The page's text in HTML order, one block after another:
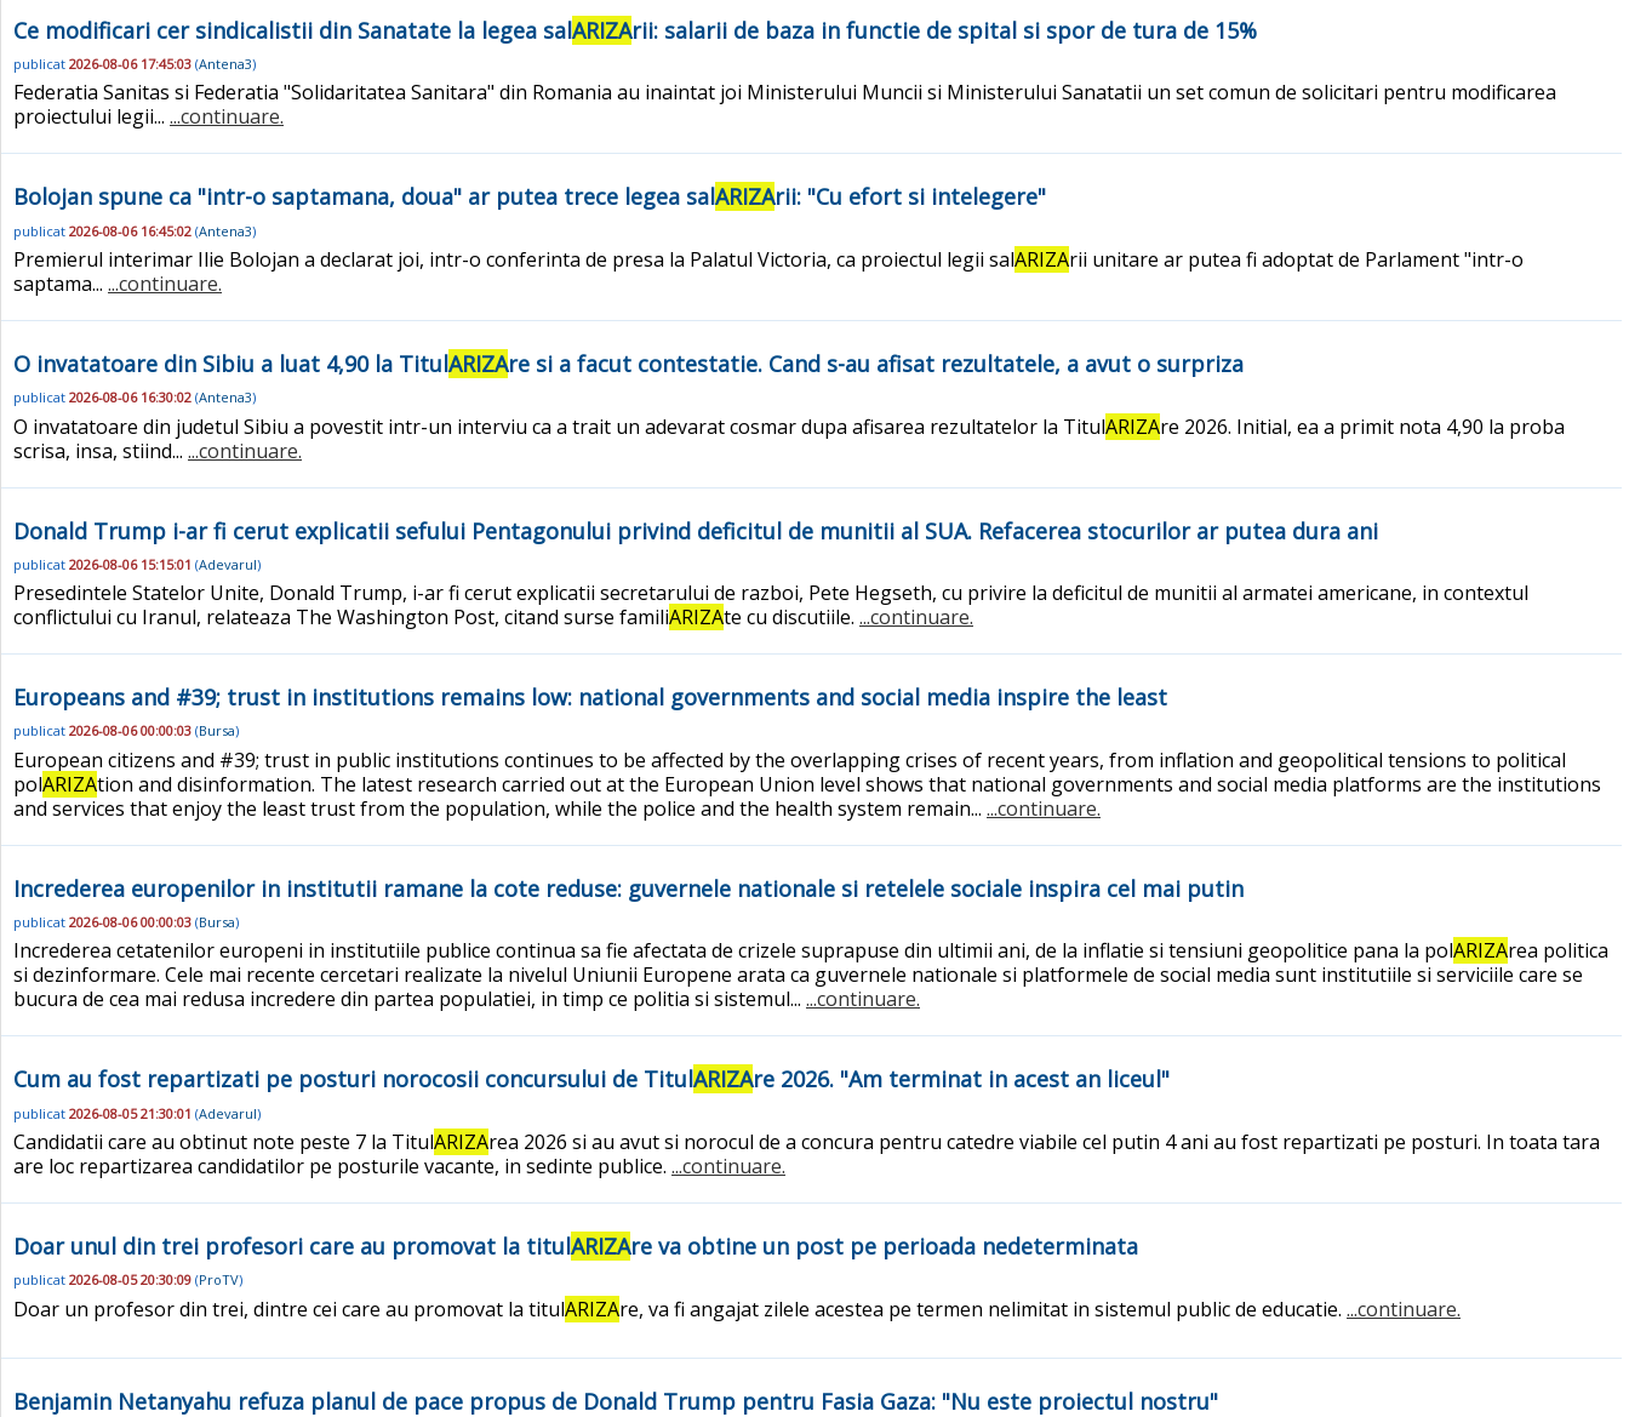
Ce modificari cer sindicalistii din Sanatate la legea salARIZArii: salarii de baza in functie de spital si spor de tura de 15%
publicat 2026-08-06 17:45:03 (Antena3)
Federatia Sanitas si Federatia "Solidaritatea Sanitara" din Romania au inaintat joi Ministerului Muncii si Ministerului Sanatatii un set comun de solicitari pentru modificarea
proiectului legii... ...continuare.
Bolojan spune ca "intr-o saptamana, doua" ar putea trece legea salARIZArii: "Cu efort si intelegere"
publicat 2026-08-06 16:45:02 (Antena3)
Premierul interimar Ilie Bolojan a declarat joi, intr-o conferinta de presa la Palatul Victoria, ca proiectul legii salARIZArii unitare ar putea fi adoptat de Parlament "intr-o
saptama... ...continuare.
O invatatoare din Sibiu a luat 4,90 la TitulARIZAre si a facut contestatie. Cand s-au afisat rezultatele, a avut o surpriza
publicat 2026-08-06 16:30:02 (Antena3)
O invatatoare din judetul Sibiu a povestit intr-un interviu ca a trait un adevarat cosmar dupa afisarea rezultatelor la TitulARIZAre 2026. Initial, ea a primit nota 4,90 la proba
scrisa, insa, stiind... ...continuare.
Donald Trump i-ar fi cerut explicatii sefului Pentagonului privind deficitul de munitii al SUA. Refacerea stocurilor ar putea dura ani
publicat 2026-08-06 15:15:01 (Adevarul)
Presedintele Statelor Unite, Donald Trump, i-ar fi cerut explicatii secretarului de razboi, Pete Hegseth, cu privire la deficitul de munitii al armatei americane, in contextul
conflictului cu Iranul, relateaza The Washington Post, citand surse familiARIZAte cu discutiile. ...continuare.
Europeans and #39; trust in institutions remains low: national governments and social media inspire the least
publicat 2026-08-06 00:00:03 (Bursa)
European citizens and #39; trust in public institutions continues to be affected by the overlapping crises of recent years, from inflation and geopolitical tensions to political
polARIZAtion and disinformation. The latest research carried out at the European Union level shows that national governments and social media platforms are the institutions
and services that enjoy the least trust from the population, while the police and the health system remain... ...continuare.
Increderea europenilor in institutii ramane la cote reduse: guvernele nationale si retelele sociale inspira cel mai putin
publicat 2026-08-06 00:00:03 (Bursa)
Increderea cetatenilor europeni in institutiile publice continua sa fie afectata de crizele suprapuse din ultimii ani, de la inflatie si tensiuni geopolitice pana la polARIZArea politica
si dezinformare. Cele mai recente cercetari realizate la nivelul Uniunii Europene arata ca guvernele nationale si platformele de social media sunt institutiile si serviciile care se
bucura de cea mai redusa incredere din partea populatiei, in timp ce politia si sistemul... ...continuare.
Cum au fost repartizati pe posturi norocosii concursului de TitulARIZAre 2026. "Am terminat in acest an liceul"
publicat 2026-08-05 21:30:01 (Adevarul)
Candidatii care au obtinut note peste 7 la TitulARIZArea 2026 si au avut si norocul de a concura pentru catedre viabile cel putin 4 ani au fost repartizati pe posturi. In toata tara
are loc repartizarea candidatilor pe posturile vacante, in sedinte publice. ...continuare.
Doar unul din trei profesori care au promovat la titulARIZAre va obtine un post pe perioada nedeterminata
publicat 2026-08-05 20:30:09 (ProTV)
Doar un profesor din trei, dintre cei care au promovat la titulARIZAre, va fi angajat zilele acestea pe termen nelimitat in sistemul public de educatie. ...continuare.
Benjamin Netanyahu refuza planul de pace propus de Donald Trump pentru Fasia Gaza: "Nu este proiectul nostru"